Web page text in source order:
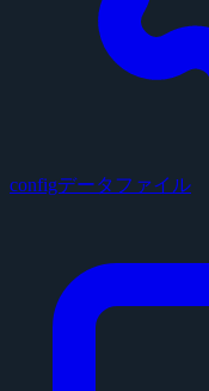
configデータファイル